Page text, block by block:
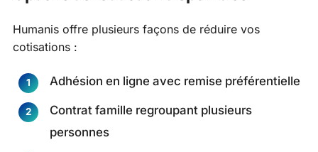
Humanis offre plusieurs façons de réduire vos
cotisations :
Adhésion en ligne avec remise préférentielle
Contrat famille regroupant plusieurs
personnes